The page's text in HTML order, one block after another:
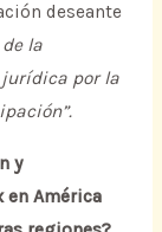
deseante
la
por la
y
en América